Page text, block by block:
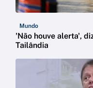
Mundo
'Não houve alerta',
Tailândia